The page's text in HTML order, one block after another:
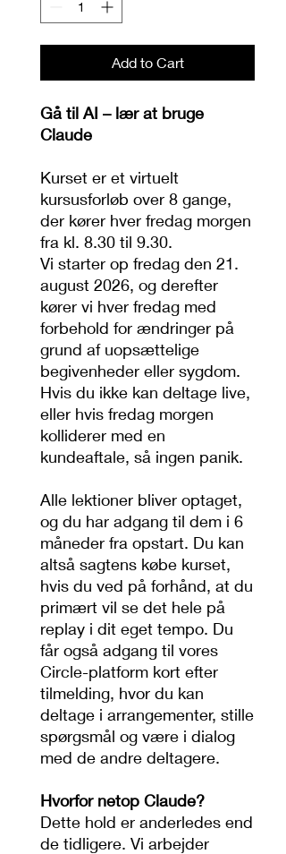
Add to Cart
Gå til AI – lær at bruge
Claude
Kurset er et virtuelt
kursusforløb over 8 gange,
der kører hver fredag morgen
fra kl. 8.30 til 9.30.
Vi starter op fredag den 21.
august 2026, og derefter
kører vi hver fredag med
forbehold for ændringer på
grund af uopsættelige
begivenheder eller sygdom.
Hvis du ikke kan deltage live,
eller hvis fredag morgen
kolliderer med en
kundeaftale, så ingen panik.
Alle lektioner bliver optaget,
og du har adgang til dem i 6
måneder fra opstart. Du kan
altså sagtens købe kurset,
hvis du ved på forhånd, at du
primært vil se det hele på
replay i dit eget tempo. Du
får også adgang til vores
Circle-platform kort efter
tilmelding, hvor du kan
deltage i arrangementer, stille
spørgsmål og være i dialog
med de andre deltagere.
Hvorfor netop Claude?
Dette hold er anderledes end
de tidligere. Vi arbejder